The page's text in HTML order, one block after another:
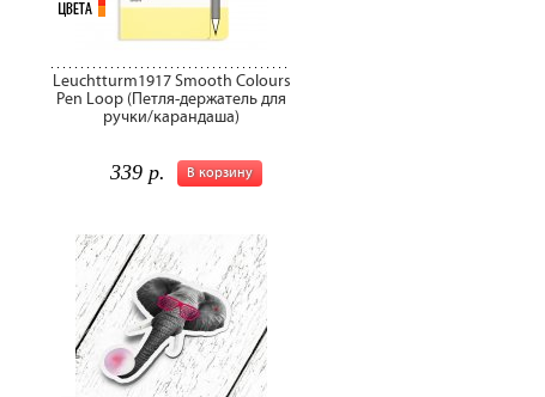
Leuchtturm1917 Smooth Colours
Pen Loop (Петля-держатель для
ручки/карандаша)
В корзину
339 р.